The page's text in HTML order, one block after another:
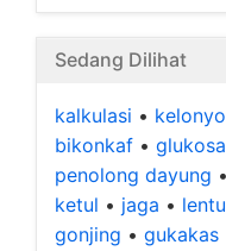
Sedang Dilihat
kalkulasi • kelonyo
bikonkaf • glukosa
penolong dayung •
ketul • jaga •
gonjing • gukakas